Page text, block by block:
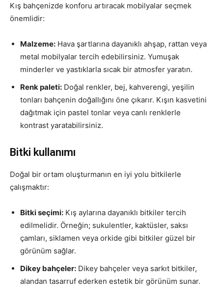
Kış bahçenizde konforu artıracak mobilyalar seçmek
önemlidir:
Malzeme: Hava şartlarına dayanıklı ahşap, rattan veya
metal mobilyalar tercih edebilirsiniz. Yumuşak
minderler ve yastıklarla sıcak bir atmosfer yaratın.
Renk paleti: Doğal renkler, bej, kahverengi, yeşilin
tonları bahçenin doğallığını öne çıkarır. Kışın kasvetini
dağıtmak için pastel tonlar veya canlı renklerle
kontrast yaratabilirsiniz.
Bitki kullanımı
Doğal bir ortam oluşturmanın en iyi yolu bitkilerle
çalışmaktır:
Bitki seçimi: Kış aylarına dayanıklı bitkiler tercih
edilmelidir. Örneğin; sukulentler, kaktüsler, saksı
çamları, siklamen veya orkide gibi bitkiler güzel bir
görünüm sağlar.
Dikey bahçeler: Dikey bahçeler veya sarkıt bitkiler,
alandan tasarruf ederken estetik bir görünüm sunar.